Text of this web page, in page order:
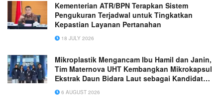
Kementerian ATR/BPN Terapkan Sistem
Pengukuran Terjadwal untuk Tingkatkan
Kepastian Layanan Pertanahan
18 JULY 2026
Mikroplastik Mengancam Ibu Hamil dan Janin,
Tim Maternova UHT Kembangkan Mikrokapsul
Ekstrak Daun Bidara Laut sebagai Kandidat
Antiinflamasi Plasenta
6 AUGUST 2026